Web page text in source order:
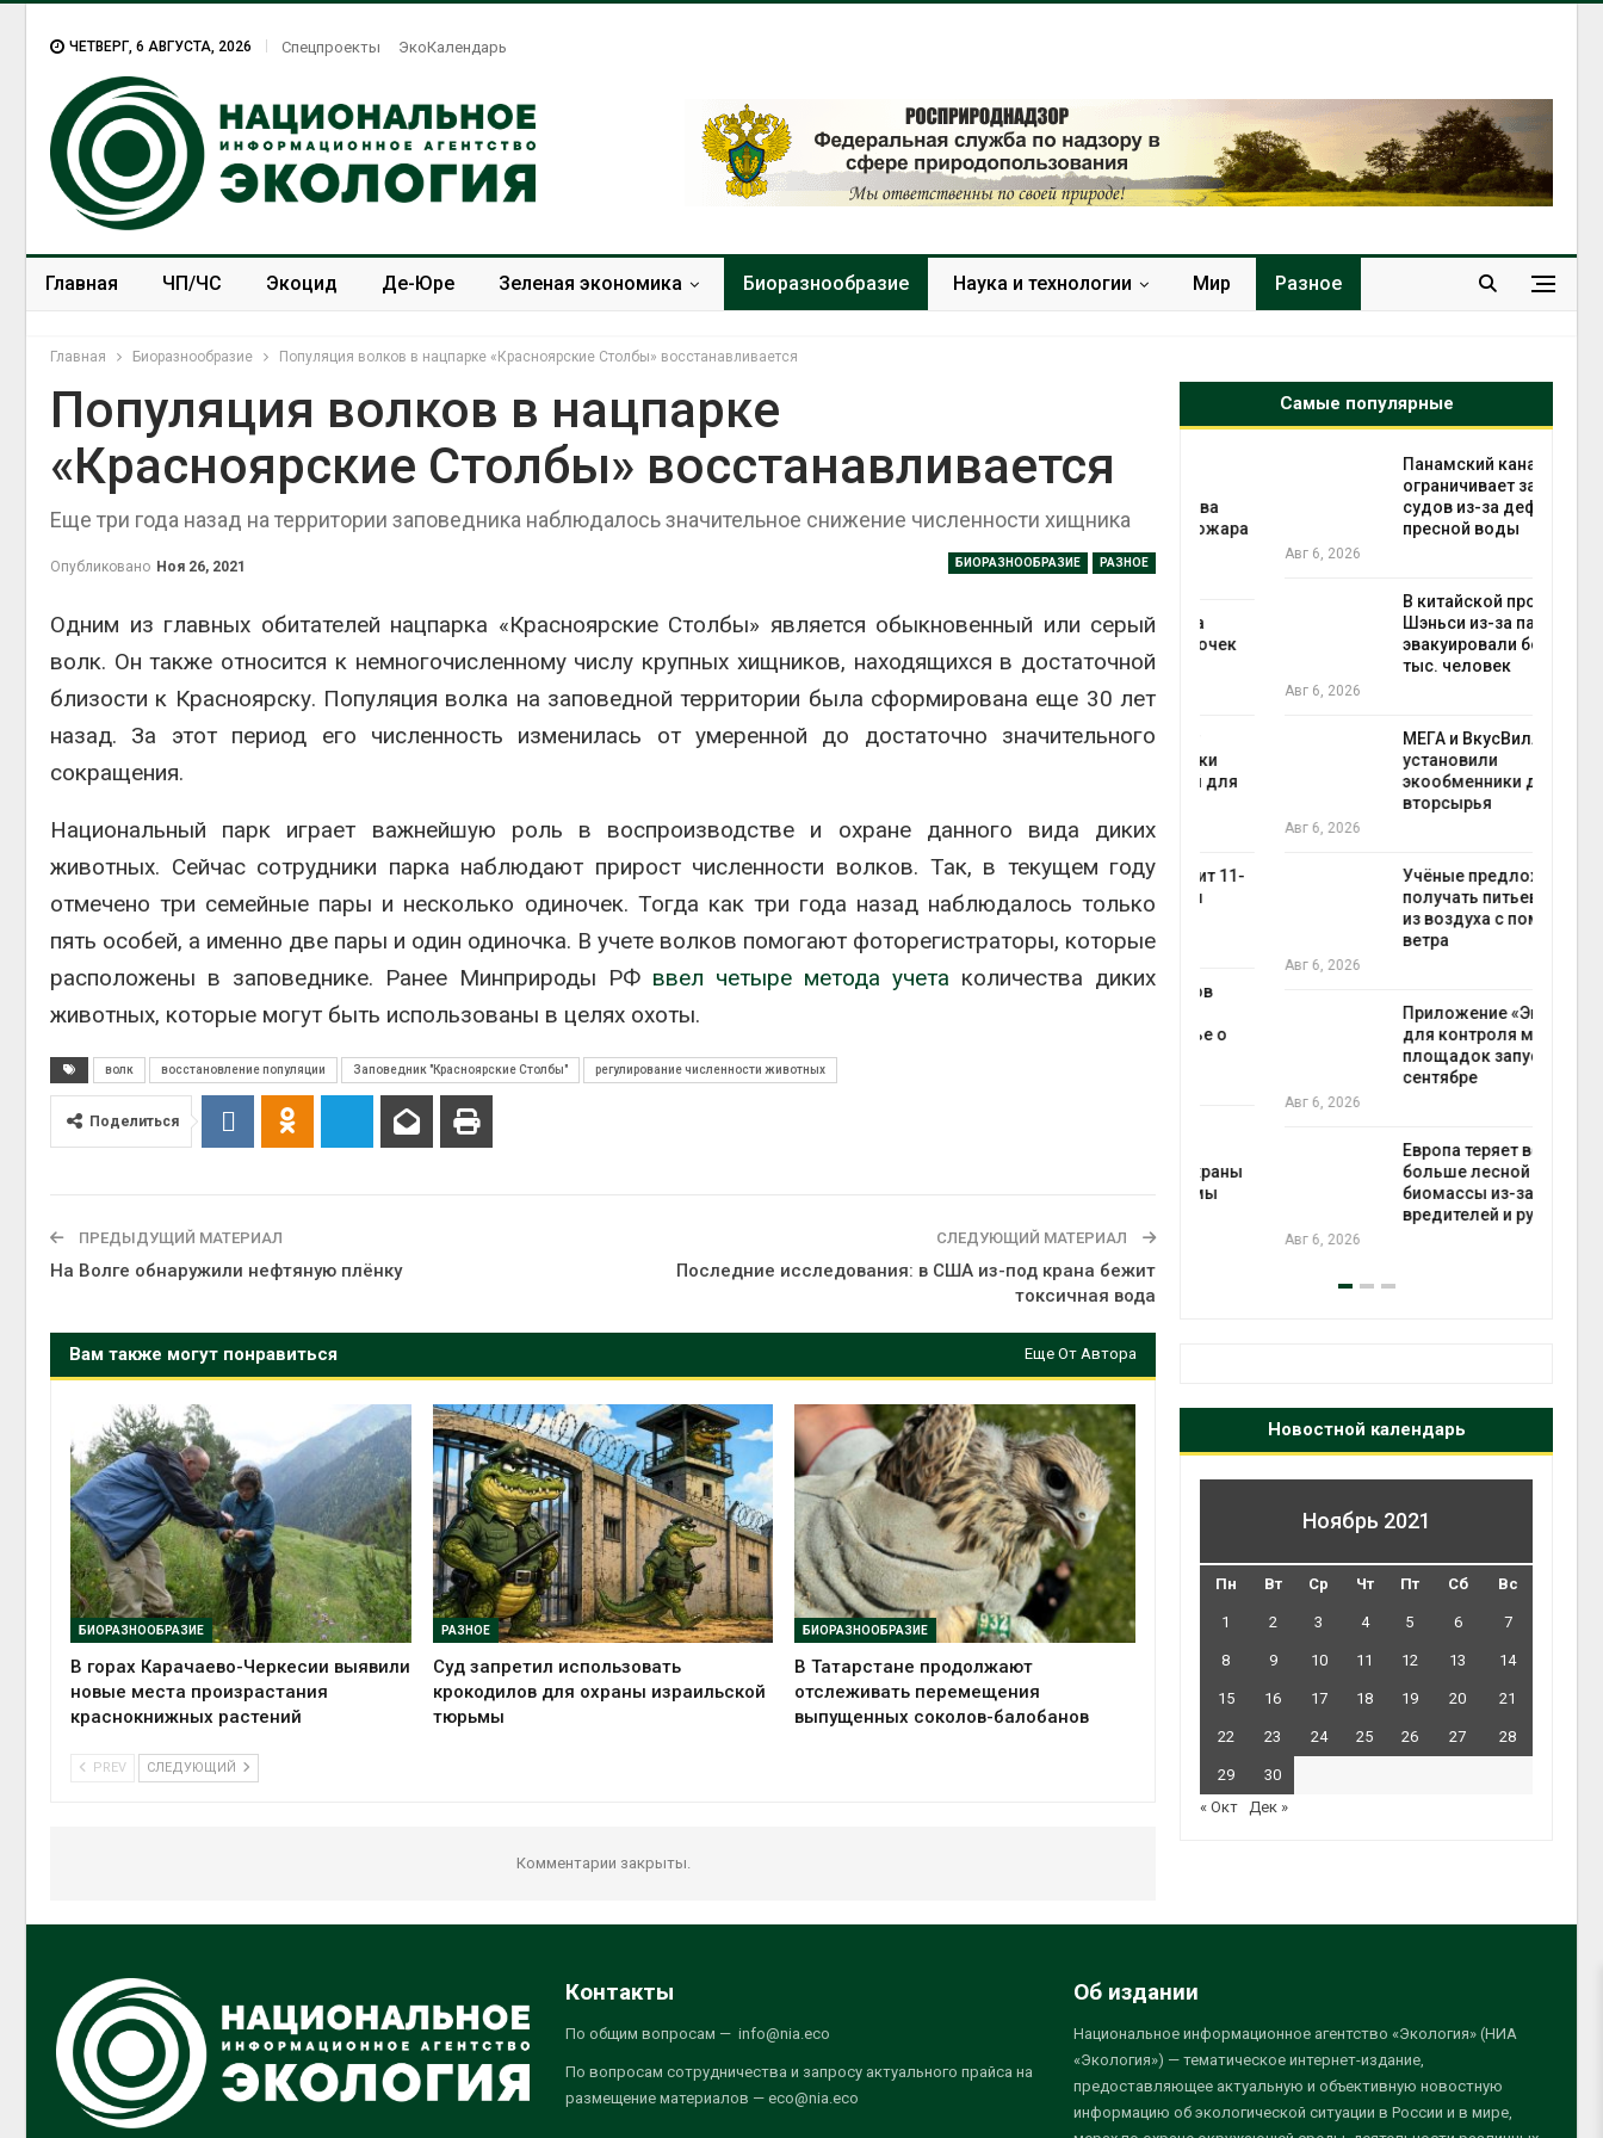
ЧЕТВЕРГ, 6 АВГУСТА, 2026 Спецпроекты ЭкоКалендарь
Главная ЧП/ЧС Экоцид Де-Юре Зеленая экономика Биоразнообразие Наука и технологии Мир Разное
Главная Биоразнообразие Популяция волков в нацпарке «Красноярские Столбы» восстанавливается
Популяция волков в нацпарке
«Красноярские Столбы» восстанавливается
Еще три года назад на территории заповедника наблюдалось значительное снижение численности хищника
БИОРАЗНООБРАЗИЕ РАЗНОЕ
Опубликовано Ноя 26, 2021
Одним из главных обитателей нацпарка «Красноярские Столбы» является обыкновенный или серый
волк. Он также относится к немногочисленному числу крупных хищников, находящихся в достаточной
близости к Красноярску. Популяция волка на заповедной территории была сформирована еще 30 лет
назад. За этот период его численность изменилась от умеренной до достаточно значительного
сокращения.
Национальный парк играет важнейшую роль в воспроизводстве и охране данного вида диких
животных. Сейчас сотрудники парка наблюдают прирост численности волков. Так, в текущем году
отмечено три семейные пары и несколько одиночек. Тогда как три года назад наблюдалось только
пять особей, а именно две пары и один одиночка. В учете волков помогают фоторегистраторы, которые
расположены в заповеднике. Ранее Минприроды РФ ввел четыре метода учета количества диких
животных, которые могут быть использованы в целях охоты.
волк восстановление популяции Заповедник "Красноярские Столбы" регулирование численности животных
Поделиться
ПРЕДЫДУЩИЙ МАТЕРИАЛ
На Волге обнаружили нефтяную плёнку
СЛЕДУЮЩИЙ МАТЕРИАЛ
Последние исследования: в США из-под крана бежит
токсичная вода
Вам также могут понравиться Еще От Автора
БИОРАЗНООБРАЗИЕ
В горах Карачаево-Черкесии выявили
новые места произрастания
краснокнижных растений
РАЗНОЕ
Суд запретил использовать
крокодилов для охраны израильской
тюрьмы
БИОРАЗНООБРАЗИЕ
В Татарстане продолжают
отслеживать перемещения
выпущенных соколов-балобанов
PREV СЛЕДУЮЩИЙ
Комментарии закрыты.
Самые популярные
В Домодедове
ликвидируют
химикатов после пожара
Изменение климата
по всему миру
Авг 6, 2026
В Австралии снизят
Авг 6, 2026
Москвариум отметит 11-
летие трёхдневным
фестивалем
Авг 5, 2026
В Кении противников
Панамский канал вновь
ограничивает загрузку
судов из-за дефицита
пресной воды
В китайской провинции
Шэньси из-за паводков
эвакуировали более 140
тыс. человек
МЕГА и ВкусВилл
установили
экообменники для сбора
вторсырья
Учёные предложили
получать питьевую воду
из воздуха с помощью
Приложение «Экопульс»
для контроля мусорных
площадок запустят в
Европа теряет всё
больше лесной
биомассы из-за засух,
вредителей и рубок
Новостной календарь
Ноябрь 2021
Пн Вт Ср Чт Пт Сб Вс
1 2 3 4 5 6 7
8 9 10 11 12 13 14
15 16 17 18 19 20 21
22 23 24 25 26 27 28
29
30
« Окт
Дек »
Контакты
По общим вопросам — info@nia.eco
По вопросам сотрудничества и запросу актуального прайса на
размещение материалов — eco@nia.eco
Об издании
Национальное информационное агентство «Экология» (НИА
«Экология») — тематическое интернет-издание,
предоставляющее актуальную и объективную новостную
информацию об экологической ситуации в России и в мире,